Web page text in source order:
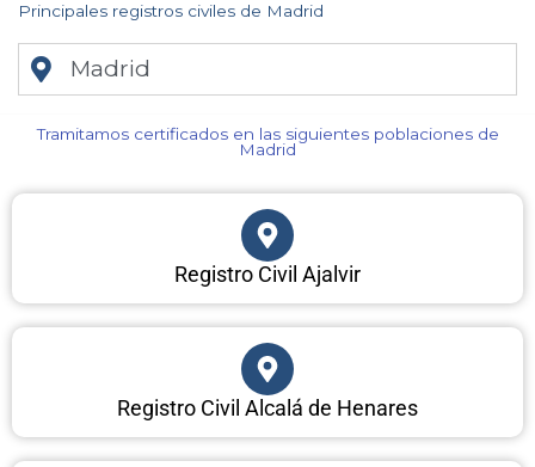
Principales registros civiles de Madrid
Madrid
Tramitamos certificados en las siguientes poblaciones de
Madrid​
Registro Civil Ajalvir
Registro Civil Alcalá de Henares